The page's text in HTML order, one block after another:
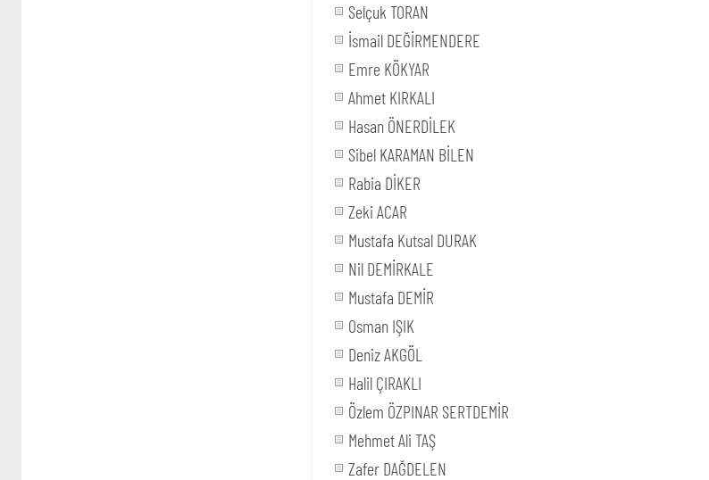
Selçuk TORAN
İsmail DEĞİRMENDERE
Emre KÖKYAR
Ahmet KIRKALI
Hasan ÖNERDİLEK
Sibel KARAMAN BİLEN
Rabia DİKER
Zeki ACAR
Mustafa Kutsal DURAK
Nil DEMİRKALE
Mustafa DEMİR
Osman IŞIK
Deniz AKGÖL
Halil ÇIRAKLI
Özlem ÖZPINAR SERTDEMİR
Mehmet Ali TAŞ
Zafer DAĞDELEN